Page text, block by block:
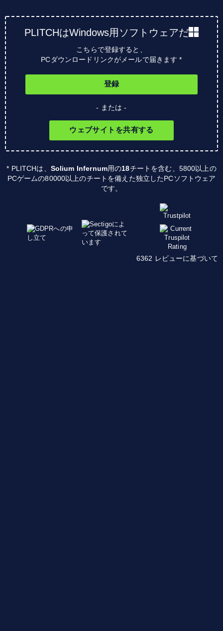
PLITCHはWindows用ソフトウェアだ
こちらで登録すると、
PCダウンロードリンクがメールで届きます *
登録
- または -
ウェブサイトを共有する
* PLITCHは、 Solium Infernum用の18チートを含む、5800以上の
PCゲームの80000以上のチートを備えた独立したPCソフトウェア
です。
6362 レビューに基づいて